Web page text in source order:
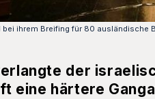
ihrem Breifing für 80 ausländische
der
eine härtere